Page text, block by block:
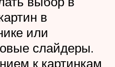
в
или
слайдеры.
к картинкам